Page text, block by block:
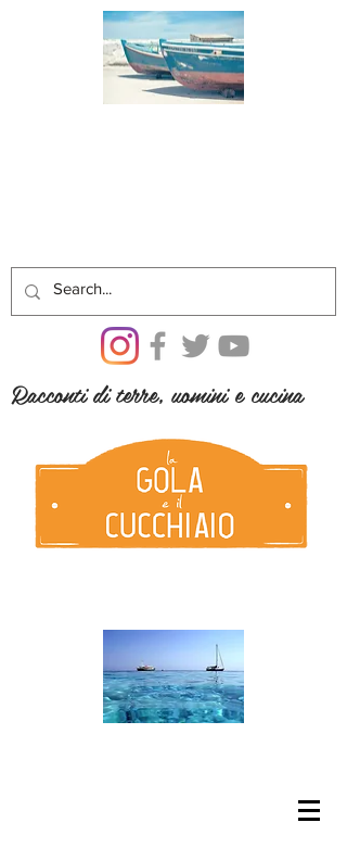
Racconti di terre, uomini e cucina